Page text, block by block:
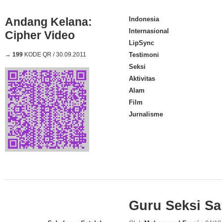
Andang Kelana:
Cipher Video
→ 199 KODE QR / 30.09.2011
Indonesia
Internasional
LipSync
Testimoni
Seksi
Aktivitas
Alam
Film
Jurnalisme
Guru Seksi